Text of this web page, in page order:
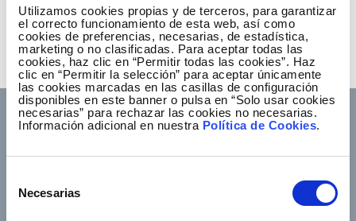
Utilizamos cookies propias y de terceros, para garantizar
el correcto funcionamiento de esta web, así como
cookies de preferencias, necesarias, de estadística,
marketing o no clasificadas. Para aceptar todas las
cookies, haz clic en “Permitir todas las cookies”. Haz
clic en “Permitir la selección” para aceptar únicamente
las cookies marcadas en las casillas de configuración
disponibles en este banner o pulsa en “Solo usar cookies
necesarias” para rechazar las cookies no necesarias.
Información adicional en nuestra Política de Cookies.
Necesarias
2020 2021 2022 2023 2024
2020 2021 2022 2023
70,0
70,0 70,0 69,6 69,6